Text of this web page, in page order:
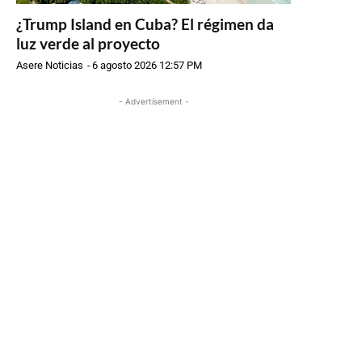
¿Trump Island en Cuba? El régimen da
luz verde al proyecto
Asere Noticias -6 agosto 2026 12:57 PM
- Advertisement -